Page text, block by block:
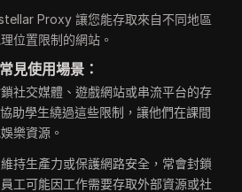
Proxy 讓您能存取來自不同地區
位置限制的網站。
見使用場景：
鎖社交媒體、遊戲網站或串流平台的存
助學生繞過這些限制，讓他們在課間
樂資源。
維持生產力或保護網路安全，常會封鎖
工可能因工作需要存取外部資源或社